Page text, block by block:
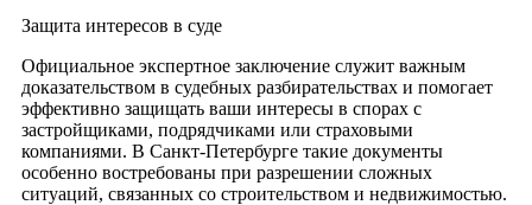
Защита интересов в суде
Официальное экспертное заключение служит важным
доказательством в судебных разбирательствах и помогает
эффективно защищать ваши интересы в спорах с
застройщиками, подрядчиками или страховыми
компаниями. В Санкт-Петербурге такие документы
особенно востребованы при разрешении сложных
ситуаций, связанных со строительством и недвижимостью.